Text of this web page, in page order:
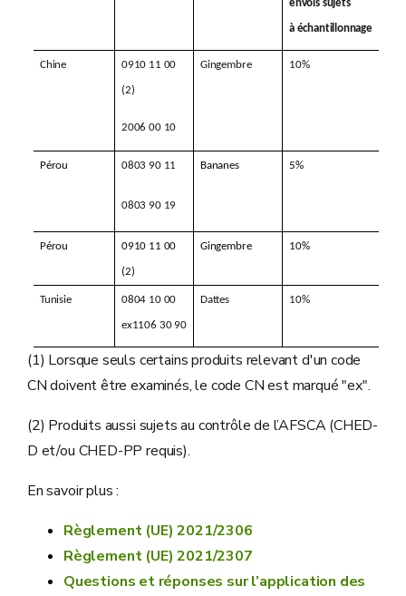
envois sujets
à échantillonnage
Chine 0910 11 00
(2)
2006 00 10
Gingembre 10%
Pérou 0803 90 11
0803 90 19
Bananes 5%
Pérou 0910 11 00
(2)
Gingembre 10%
Tunisie 0804 10 00
ex1106 30 90
Dattes 10%
(1) Lorsque seuls certains produits relevant d'un code
CN doivent être examinés, le code CN est marqué "ex".
(2) Produits aussi sujets au contrôle de l’AFSCA (CHED-
D et/ou CHED-PP requis).
En savoir plus :
Règlement (UE) 2021/2306
Règlement (UE) 2021/2307
Questions et réponses sur l’application des